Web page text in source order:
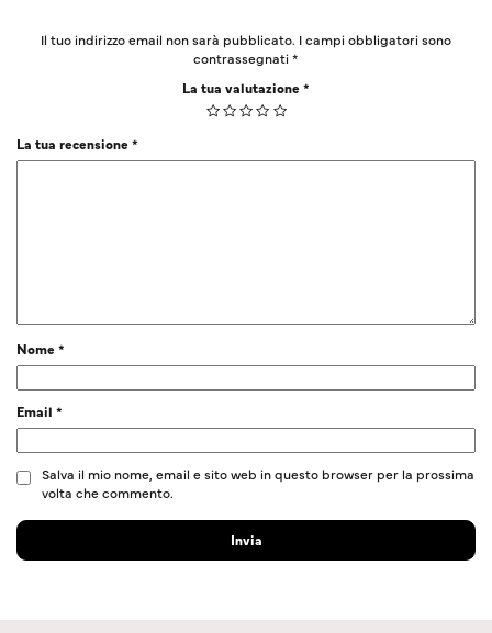
Il tuo indirizzo email non sarà pubblicato. I campi obbligatori sono
contrassegnati*
La tua valutazione*
La tua recensione*
Nome*
Email *
Salva il mio nome, email e sito web in questo browser per la prossima
volta che commento.